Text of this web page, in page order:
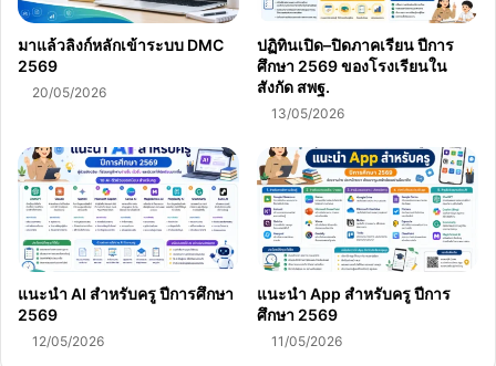
มาแล้วลิงก์หลักเข้าระบบ DMC
2569
20/05/2026
ปฏิทินเปิด–ปิดภาคเรียน ปีการ
ศึกษา 2569 ของโรงเรียนใน
สังกัด สพฐ.
13/05/2026
แนะนำ AI สำหรับครู ปีการศึกษา
2569
12/05/2026
แนะนำ App สำหรับครู ปีการ
ศึกษา 2569
11/05/2026